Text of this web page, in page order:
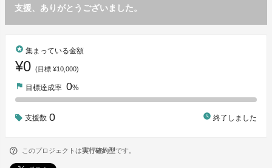
支援、ありがとうございました。
stars 集まっている金額
¥0 (目標 ¥10,000)
flag 目標達成率 0%
支援数 0 watch_later 終了しました
このプロジェクトは実行確約型です。